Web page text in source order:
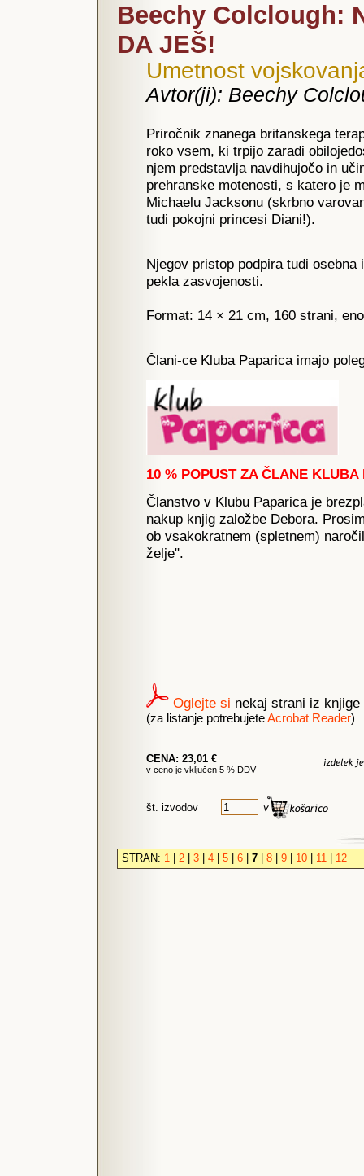
Beechy Colclough:
DA JEŠ!
Umetnost
Avtor(ji): Beechy
Priročnik znanega britanskega
roko vsem, ki trpijo zaradi
njem predstavlja navdihujočo in
prehranske motenosti, s katero je
Michaelu Jacksonu (skrbno
tudi pokojni princesi Diani!).
Njegov pristop podpira tudi
pekla zasvojenosti.
Format: 14 × 21 cm, 160 strani,
Člani-ce Kluba Paparica imajo
10 % POPUST ZA ČLANE KLUBA
Članstvo v Klubu Paparica je
nakup knjig založbe Debora.
ob vsakokratnem (spletnem)
želje".
Oglejte si nekaj strani iz knjige
(za listanje potrebujeteAcrobat Reader)
CENA: 23,01 €
v ceno je vključen 5 % DDV
št. izvodov
STRAN: 1 2 3 4 5 6 7 8 9 10 11 12